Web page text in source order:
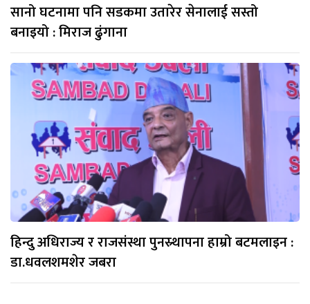
सानो घटनामा पनि सडकमा उतारेर सेनालाई सस्तो
बनाइयो : मिराज ढुंगाना
हिन्दु अधिराज्य र राजसंस्था पुनस्र्थापना हाम्रो बटमलाइन :
डा.धवलशमशेर जबरा